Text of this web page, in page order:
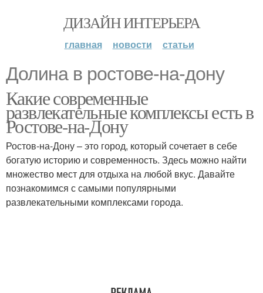
ДИЗАЙН ИНТЕРЬЕРА
главная новости статьи
Долина в ростове-на-дону
Какие современные
развлекательные комплексы есть в
Ростове-на-Дону
Ростов-на-Дону – это город, который сочетает в себе
богатую историю и современность. Здесь можно найти
множество мест для отдыха на любой вкус. Давайте
познакомимся с самыми популярными
развлекательными комплексами города.